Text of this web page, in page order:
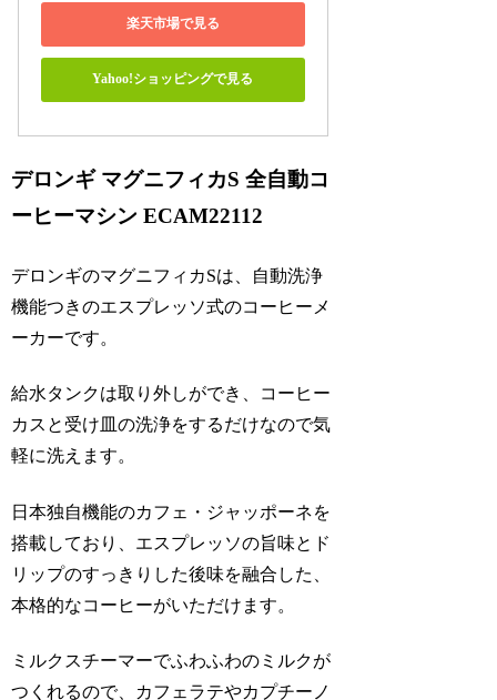
楽天市場で見る
Yahoo!ショッピングで見る
デロンギ マグニフィカS 全自動コ
ーヒーマシン ECAM22112
デロンギのマグニフィカSは、自動洗浄
機能つきのエスプレッソ式のコーヒーメ
ーカーです。
給水タンクは取り外しができ、コーヒー
カスと受け皿の洗浄をするだけなので気
軽に洗えます。
日本独自機能のカフェ・ジャッポーネを
搭載しており、エスプレッソの旨味とド
リップのすっきりした後味を融合した、
本格的なコーヒーがいただけます。
ミルクスチーマーでふわふわのミルクが
つくれるので、カフェラテやカプチーノ